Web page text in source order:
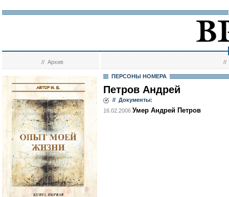
//Архив //
ПЕРСОНЫ НОМЕРА
Петров Андрей
// Документы:
16.02.2006 Умер Андрей Петров